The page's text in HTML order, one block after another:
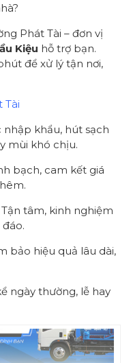
Phát Tài – đơn vị
Kiệu hỗ trợ bạn.
để xử lý tận nơi,
Tài
khẩu, hút sạch
mùi khó chịu.
bạch, cam kết giá
tâm, kinh nghiệm
bảo hiệu quả lâu dài,
ngày thường, lễ hay